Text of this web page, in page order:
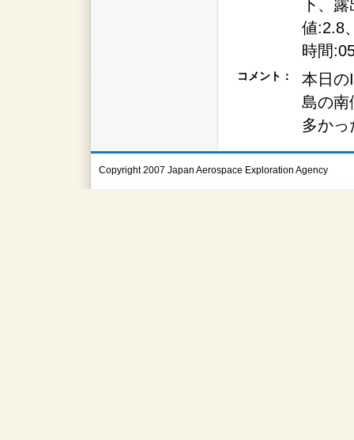
下、
値:2.8
時間
コメント：
本日の
島の南
多か
Copyright 2007 Japan Aerospace Exploration Agency